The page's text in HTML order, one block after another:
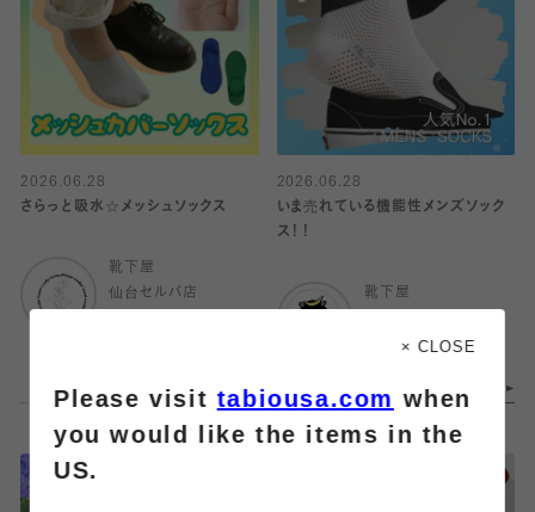
2026.06.28
さらっと吸水☆メッシュソックス
靴下屋
仙台セルバ店
2026.06.28
いま売れている機能性メンズソック
ス！！
靴下屋
× CLOSE
Please visittabiousa.com when
you would like the items in the
US.